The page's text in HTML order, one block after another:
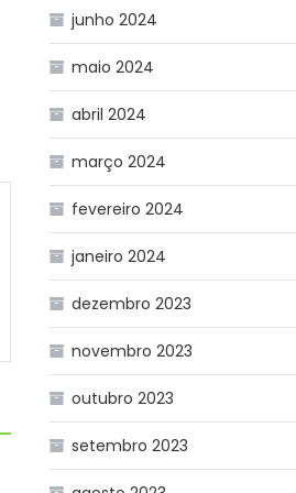
junho 2024
maio 2024
abril 2024
março 2024
fevereiro 2024
janeiro 2024
dezembro 2023
novembro 2023
outubro 2023
setembro 2023